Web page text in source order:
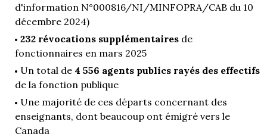
d'information N°000816/NI/MINFOPRA/CAB du 10
décembre 2024)
232 révocations supplémentaires de
fonctionnaires en mars 2025
Un total de 4 556 agents publics rayés des effectifs
de la fonction publique
Une majorité de ces départs concernant des
enseignants, dont beaucoup ont émigré vers le
Canada